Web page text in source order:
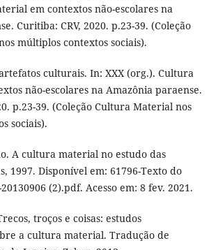
em contextos não-escolares na
Curitiba: CRV, 2020. p.23-39. (Coleção
múltiplos contextos sociais).
culturais. In: XXX (org.). Cultura
não-escolares na Amazônia paraense.
p.23-39. (Coleção Cultura Material nos
sociais).
A cultura material no estudo das
1997. Disponível em: 61796-Texto do
(2).pdf. Acesso em: 8 fev. 2021.
troços e coisas: estudos
a cultura material. Tradução de